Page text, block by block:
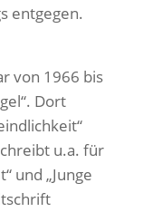
entgegen.
von 1966 bis
Dort
u.a. für
und „Junge